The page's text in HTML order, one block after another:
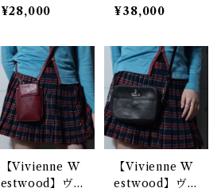
ィヴィアンウエ
ストウッド オ
ートートバッグ
pink
¥28,000
ィヴィアンウエ
ストウッド オ
レザーショルダ
ーバッグ dark
brown
¥38,000
【Vivienne W
estwood】ヴ
【Vivienne W
estwood】ヴ